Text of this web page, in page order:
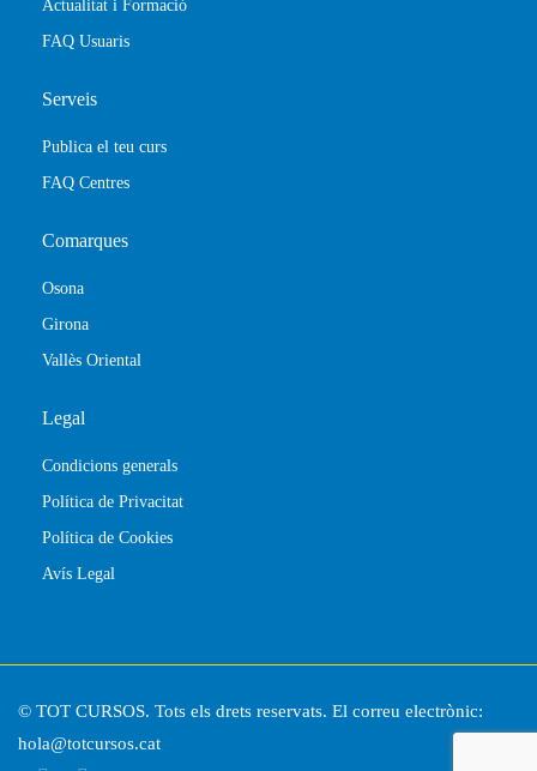
Actualitat i Formació
FAQ Usuaris
Serveis
Publica el teu curs
FAQ Centres
Comarques
Osona
Girona
Vallès Oriental
Legal
Condicions generals
Política de Privacitat
Política de Cookies
Avís Legal
© TOT CURSOS. Tots els drets reservats. El correu electrònic:
hola@totcursos.cat